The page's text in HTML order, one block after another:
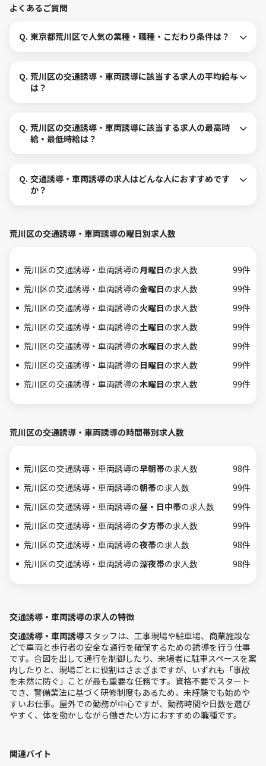
よくあるご質問
Q. 東京都荒川区で人気の業種・職種・こだわり条件は？
Q. 荒川区の交通誘導・車両誘導に該当する求人の平均給与
は？
Q. 荒川区の交通誘導・車両誘導に該当する求人の最高時
給・最低時給は？
Q. 交通誘導・車両誘導の求人はどんな人におすすめです
か？
荒川区の交通誘導・車両誘導の曜日別求人数
荒川区の交通誘導・車両誘導の月曜日の求人数
99件
荒川区の交通誘導・車両誘導の金曜日の求人数
99件
荒川区の交通誘導・車両誘導の火曜日の求人数
99件
荒川区の交通誘導・車両誘導の土曜日の求人数
99件
荒川区の交通誘導・車両誘導の水曜日の求人数
99件
荒川区の交通誘導・車両誘導の日曜日の求人数
99件
荒川区の交通誘導・車両誘導の木曜日の求人数 99件
荒川区の交通誘導・車両誘導の時間帯別求人数
荒川区の交通誘導・車両誘導の早朝帯の求人数
98件
荒川区の交通誘導・車両誘導の朝帯の求人数
99件
荒川区の交通誘導・車両誘導の昼・日中帯の求人数
99件
荒川区の交通誘導・車両誘導の夕方帯の求人数
99件
荒川区の交通誘導・車両誘導の夜帯の求人数
98件
荒川区の交通誘導・車両誘導の深夜帯の求人数 98件
交通誘導・車両誘導の求人の特徴
交通誘導・車両誘導スタッフは、工事現場や駐車場、商業施設な
どで車両と歩行者の安全な通行を確保するための誘導を行う仕事
です。合図を出して通行を制御したり、来場者に駐車スペースを案
内したりと、現場ごとに役割はさまざまですが、いずれも「事故
を未然に防ぐ」ことが最も重要な任務です。資格不要でスタート
でき、警備業法に基づく研修制度もあるため、未経験でも始めや
すいお仕事。屋外での勤務が中心ですが、勤務時間や日数を選び
やすく、体を動かしながら働きたい方におすすめの職種です。
関連バイト